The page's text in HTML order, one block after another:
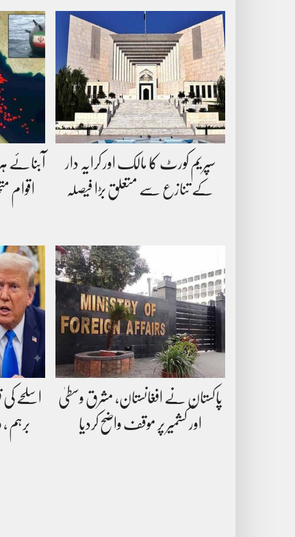
سپریم کورٹ کا مالک اور کرایہ دار
کے تنازع سے متعلق بڑا فیصلہ
آبنائے
اقوام
پاکستان نے افغانستان، مشرق وسطیٰ
اور کشمیر پر موقف واضح کردیا
اسلحے
برہم